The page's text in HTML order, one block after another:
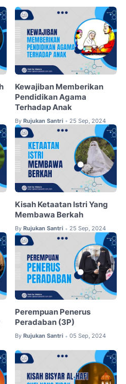
Kewajiban Memberikan
Pendidikan Agama
Terhadap Anak
By Rujukan Santri • 25 Sep, 2024
Kisah Ketaatan Istri Yang
Membawa Berkah
By Rujukan Santri • 25 Sep, 2024
Perempuan Penerus
Peradaban (3P)
By Rujukan Santri • 05 Sep, 2024